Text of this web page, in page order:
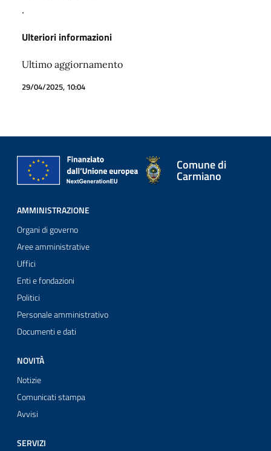
.
Ulteriori informazioni
Ultimo aggiornamento
29/04/2025, 10:04
Comune di
Carmiano
AMMINISTRAZIONE
Organi di governo
Aree amministrative
Uffici
Enti e fondazioni
Politici
Personale amministrativo
Documenti e dati
NOVITÀ
Notizie
Comunicati stampa
Avvisi
SERVIZI